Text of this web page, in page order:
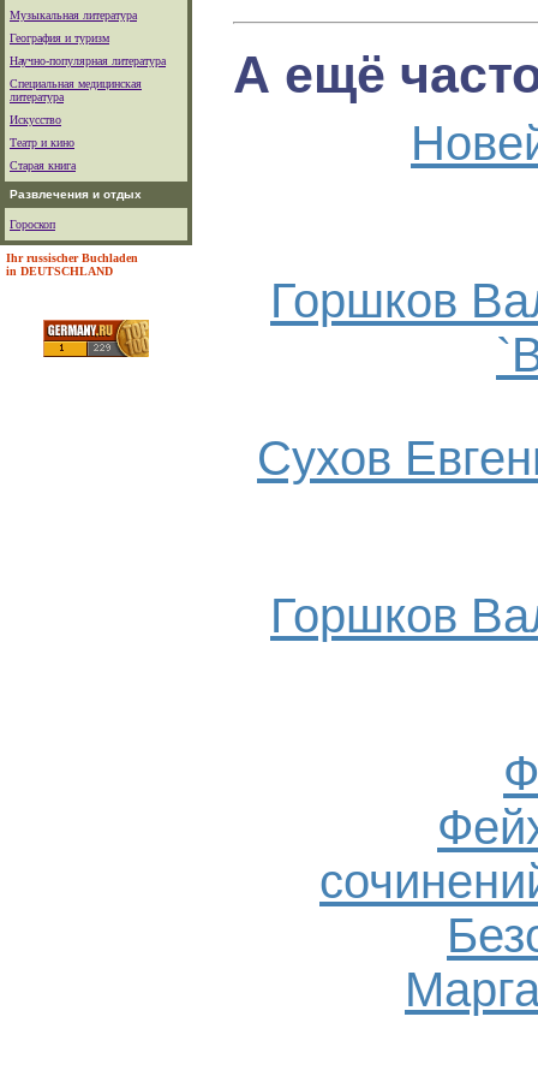
Музыкальная литература
География и туризм
Научно-популярная литература
Специальная медицинская
литература
Искусство
Театр и кино
Старая книга
Развлечения и отдых
Гороскоп
Ihr russischer Buchladen
in DEUTSCHLAND
А ещё
Горшков
Сухов
Горшков